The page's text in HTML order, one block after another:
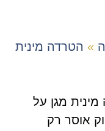
» הטרדה מינית
מגן על
אוסר רק